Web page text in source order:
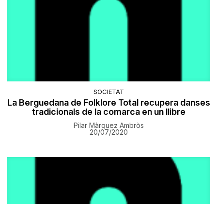
SOCIETAT
La Berguedana de Folklore Total recupera danses
tradicionals de la comarca en un llibre
Pilar Màrquez Ambròs
20/07/2020